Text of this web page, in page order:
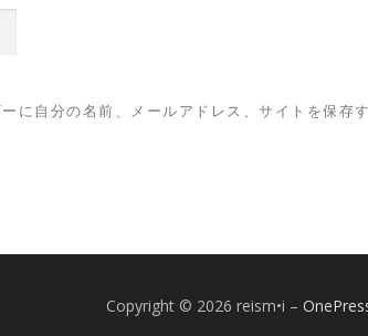
に自分の名前、メールアドレス、サイトを保存す
Copyright © 2026 reism•i –